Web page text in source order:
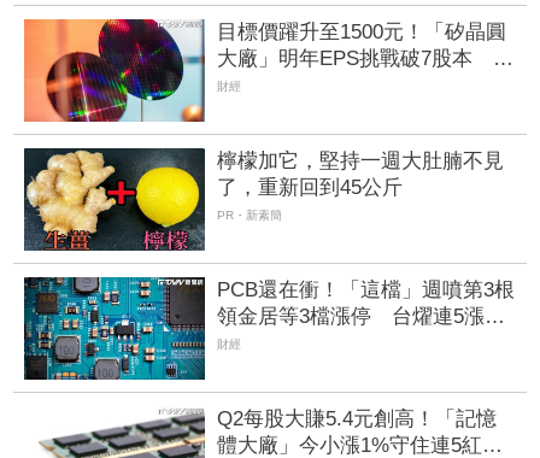
目標價躍升至1500元！「矽晶圓
大廠」明年EPS挑戰破7股本 12
吋晶圓供給吃緊有望受惠
財經
檸檬加它，堅持一週大肚腩不見
了，重新回到45公斤
PR・新素簡
PCB還在衝！「這檔」週噴第3根
領金居等3檔漲停 台燿連5漲
51.5%、景碩累漲48%
財經
Q2每股大賺5.4元創高！「記憶
體大廠」今小漲1%守住連5紅